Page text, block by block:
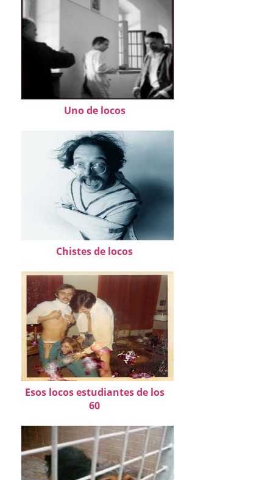
Uno de locos
Chistes de locos
Esos locos estudiantes de los
60